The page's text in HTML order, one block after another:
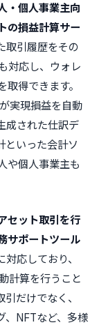
・個人事業主向
の損益計算サー
取引履歴をその
対応し、ウォレ
得できます。
実現損益を自動
成された仕訳デ
いった会計ソ
や個人事業主も
セット取引を行
サポートツール
応しており、
計算を行うこと
だけでなく、
、NFTなど、多様